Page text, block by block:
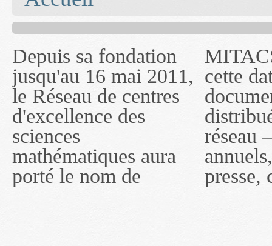
Depuis sa fondation
jusqu'au 16 mai 2011,
le Réseau de centres
d'excellence des
sciences
mathématiques aura
porté le nom de
MITACS inc. Jusqu'à
cette date, les
documents publiés ou
distribués par ce
réseau — rapports
annuels, coupures de
presse, communiqués
— l'auront désigné
sous le nom de
MITACS inc. À
compter du 16 mai
2011, toutefois, le
réseau portera le nom